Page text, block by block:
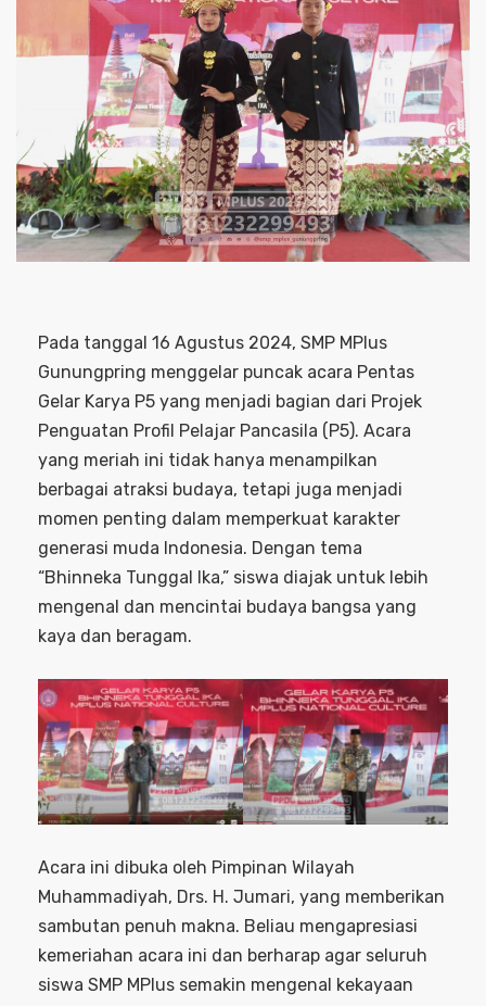
Pada tanggal 16 Agustus 2024, SMP MPlus
Gunungpring menggelar puncak acara Pentas
Gelar Karya P5 yang menjadi bagian dari Projek
Penguatan Profil Pelajar Pancasila (P5). Acara
yang meriah ini tidak hanya menampilkan
berbagai atraksi budaya, tetapi juga menjadi
momen penting dalam memperkuat karakter
generasi muda Indonesia. Dengan tema
“Bhinneka Tunggal Ika,” siswa diajak untuk lebih
mengenal dan mencintai budaya bangsa yang
kaya dan beragam.
Acara ini dibuka oleh Pimpinan Wilayah
Muhammadiyah, Drs. H. Jumari, yang memberikan
sambutan penuh makna. Beliau mengapresiasi
kemeriahan acara ini dan berharap agar seluruh
siswa SMP MPlus semakin mengenal kekayaan